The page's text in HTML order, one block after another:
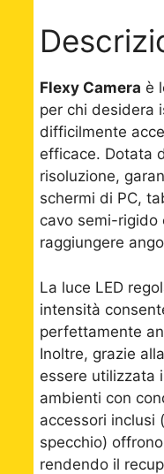
Flexy Camera è
per chi desidera
difficilmente
efficace. Dotata
risoluzione,
schermi di PC,
cavo semi-rigido
raggiungere
La luce LED
intensità
perfettamente
Inoltre, grazie
essere utilizzata
ambienti con
accessori inclusi
specchio)
rendendo il